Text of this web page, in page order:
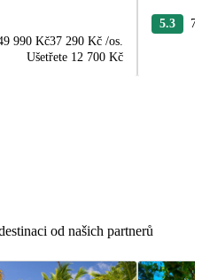
990 Kč37 290 Kč /os.
Ušetřete 12 700 Kč
5.3
od našich partnerů